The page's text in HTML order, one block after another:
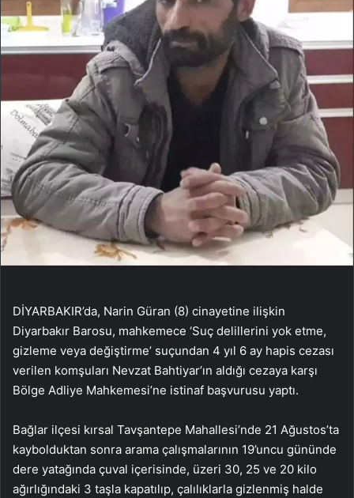
DİYARBAKIR’da, Narin Güran (8) cinayetine ilişkin
Diyarbakır Barosu, mahkemece ‘Suç delillerini yok etme,
gizleme veya değiştirme’ suçundan 4 yıl 6 ay hapis cezası
verilen komşuları Nevzat Bahtiyar’ın aldığı cezaya karşı
Bölge Adliye Mahkemesi’ne istinaf başvurusu yaptı.
Bağlar ilçesi kırsal Tavşantepe Mahallesi’nde 21 Ağustos’ta
kaybolduktan sonra arama çalışmalarının 19’uncu gününde
dere yatağında çuval içerisinde, üzeri 30, 25 ve 20 kilo
ağırlığındaki 3 taşla kapatılıp, çalılıklarla gizlenmiş halde